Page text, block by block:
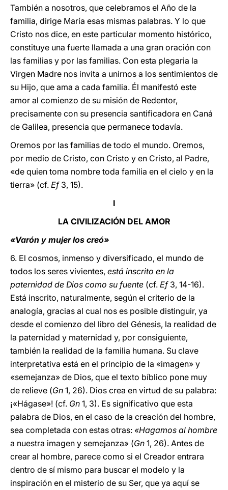
También a nosotros, que celebramos el Año de la
familia, dirige María esas mismas palabras. Y lo que
Cristo nos dice, en este particular momento histórico,
constituye una fuerte llamada a una gran oración con
las familias y por las familias. Con esta plegaria la
Virgen Madre nos invita a unirnos a los sentimientos de
su Hijo, que ama a cada familia. Él manifestó este
amor al comienzo de su misión de Redentor,
precisamente con su presencia santificadora en Caná
de Galilea, presencia que permanece todavía.
Oremos por las familias de todo el mundo. Oremos,
por medio de Cristo, con Cristo y en Cristo, al Padre,
«de quien toma nombre toda familia en el cielo y en la
tierra» (cf. Ef 3, 15).
I
LA CIVILIZACIÓN DEL AMOR
«Varón y mujer los creó»
6. El cosmos, inmenso y diversificado, el mundo de
todos los seres vivientes, está inscrito en la
paternidad de Dios como su fuente (cf. Ef 3, 14-16).
Está inscrito, naturalmente, según el criterio de la
analogía, gracias al cual nos es posible distinguir, ya
desde el comienzo del libro del Génesis, la realidad de
la paternidad y maternidad y, por consiguiente,
también la realidad de la familia humana. Su clave
interpretativa está en el principio de la «imagen» y
«semejanza» de Dios, que el texto bíblico pone muy
de relieve (Gn 1, 26). Dios crea en virtud de su palabra:
¡«Hágase»! (cf. Gn 1, 3). Es significativo que esta
palabra de Dios, en el caso de la creación del hombre,
sea completada con estas otras: «Hagamos al hombre
a nuestra imagen y semejanza» (Gn 1, 26). Antes de
crear al hombre, parece como si el Creador entrara
dentro de sí mismo para buscar el modelo y la
inspiración en el misterio de su Ser, que ya aquí se